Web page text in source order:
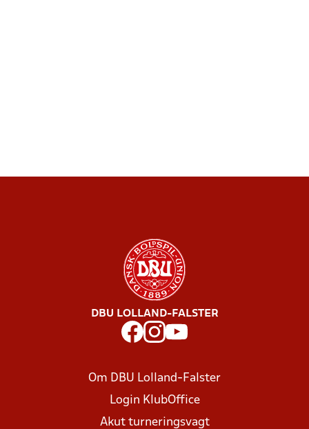
DBU LOLLAND-FALSTER
Om DBU Lolland-Falster
Login KlubOffice
Akut turneringsvagt